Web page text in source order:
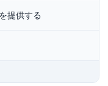
提供する